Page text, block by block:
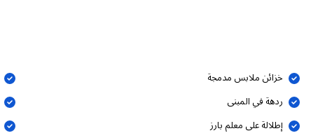
خزائن ملابس مدمجة
ردهة في المبنى
إطلالة على معلم بارز